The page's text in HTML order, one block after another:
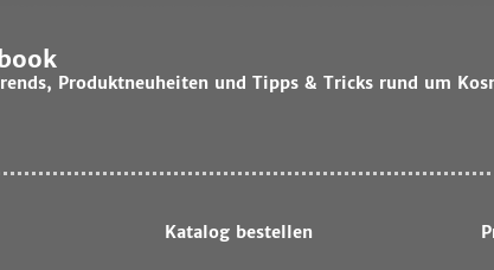
Produktneuheiten und Tipps & Tricks rund um
Katalog bestellen